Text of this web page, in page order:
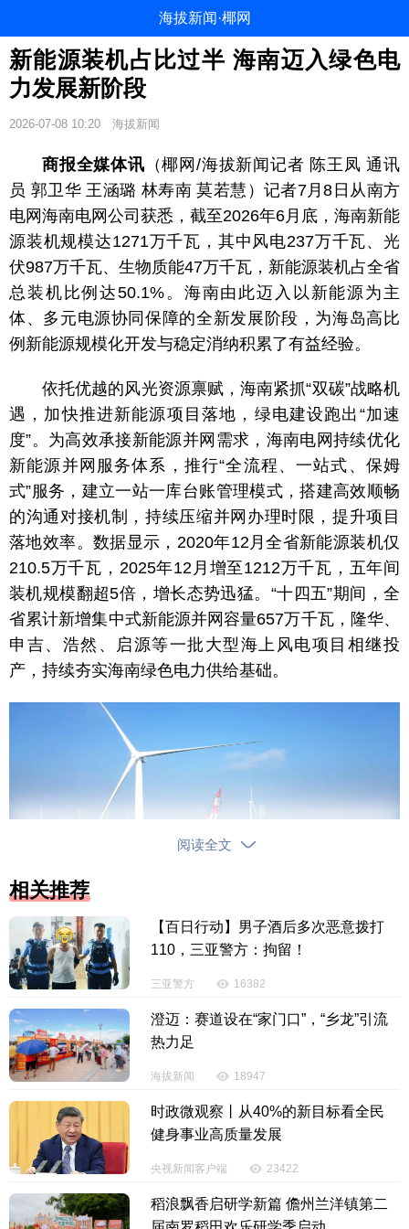
海拔新闻·椰网
新能源装机占比过半 海南迈入绿色电
力发展新阶段
2026-07-08 10:20 海拔新闻
商报全媒体讯 （椰网/海拔新闻记者 陈王凤 通讯
员 郭卫华 王涵璐 林寿南 莫若慧）记者7月8日从南方
电网海南电网公司获悉，截至2026年6月底，海南新能
源装机规模达1271万千瓦，其中风电237万千瓦、光
伏987万千瓦、生物质能47万千瓦，新能源装机占全省
总装机比例达50.1%。海南由此迈入以新能源为主
体、多元电源协同保障的全新发展阶段，为海岛高比
例新能源规模化开发与稳定消纳积累了有益经验。
依托优越的风光资源禀赋，海南紧抓“双碳”战略机
遇，加快推进新能源项目落地，绿电建设跑出“加速
度”。为高效承接新能源并网需求，海南电网持续优化
新能源并网服务体系，推行“全流程、一站式、保姆
式”服务，建立一站一库台账管理模式，搭建高效顺畅
的沟通对接机制，持续压缩并网办理时限，提升项目
落地效率。数据显示，2020年12月全省新能源装机仅
210.5万千瓦，2025年12月增至1212万千瓦，五年间
装机规模翻超5倍，增长态势迅猛。“十四五”期间，全
省累计新增集中式新能源并网容量657万千瓦，隆华、
申吉、浩然、启源等一批大型海上风电项目相继投
产，持续夯实海南绿色电力供给基础。
临高隆华海上风电项目 （宋印官 摄）
快速增长的背后，是海南持续完善的源网荷储协
题，海南电网不断优化电网运行方式，动态优化机组
出力和储能充放电节奏，深挖电力系统消纳空间；推
进全省储能布局提速，屯昌、昌江等大型储能项目加
快建设，文昌百兆瓦级储能项目顺利完成纯新能源黑
启动试验，有效补齐电网调峰短板；依托500千伏省域
数字环网和琼粤跨海联网双回通道，实现跨区域电力
互济，有效平抑风光发电出力波动；深化新能源功率
预测、绿色调度、AGC协同调控等先进技术应用，持
阅读全文
相关推荐
【百日行动】男子酒后多次恶意拨打
110，三亚警方：拘留！
三亚警方 16382
澄迈：赛道设在“家门口”，“乡龙”引流
热力足
海拔新闻 18947
时政微观察丨从40%的新目标看全民
健身事业高质量发展
央视新闻客户端 23422
稻浪飘香启研学新篇 儋州兰洋镇第二